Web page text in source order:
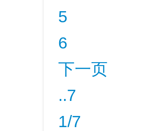
5
6
下一页
..7
1/7